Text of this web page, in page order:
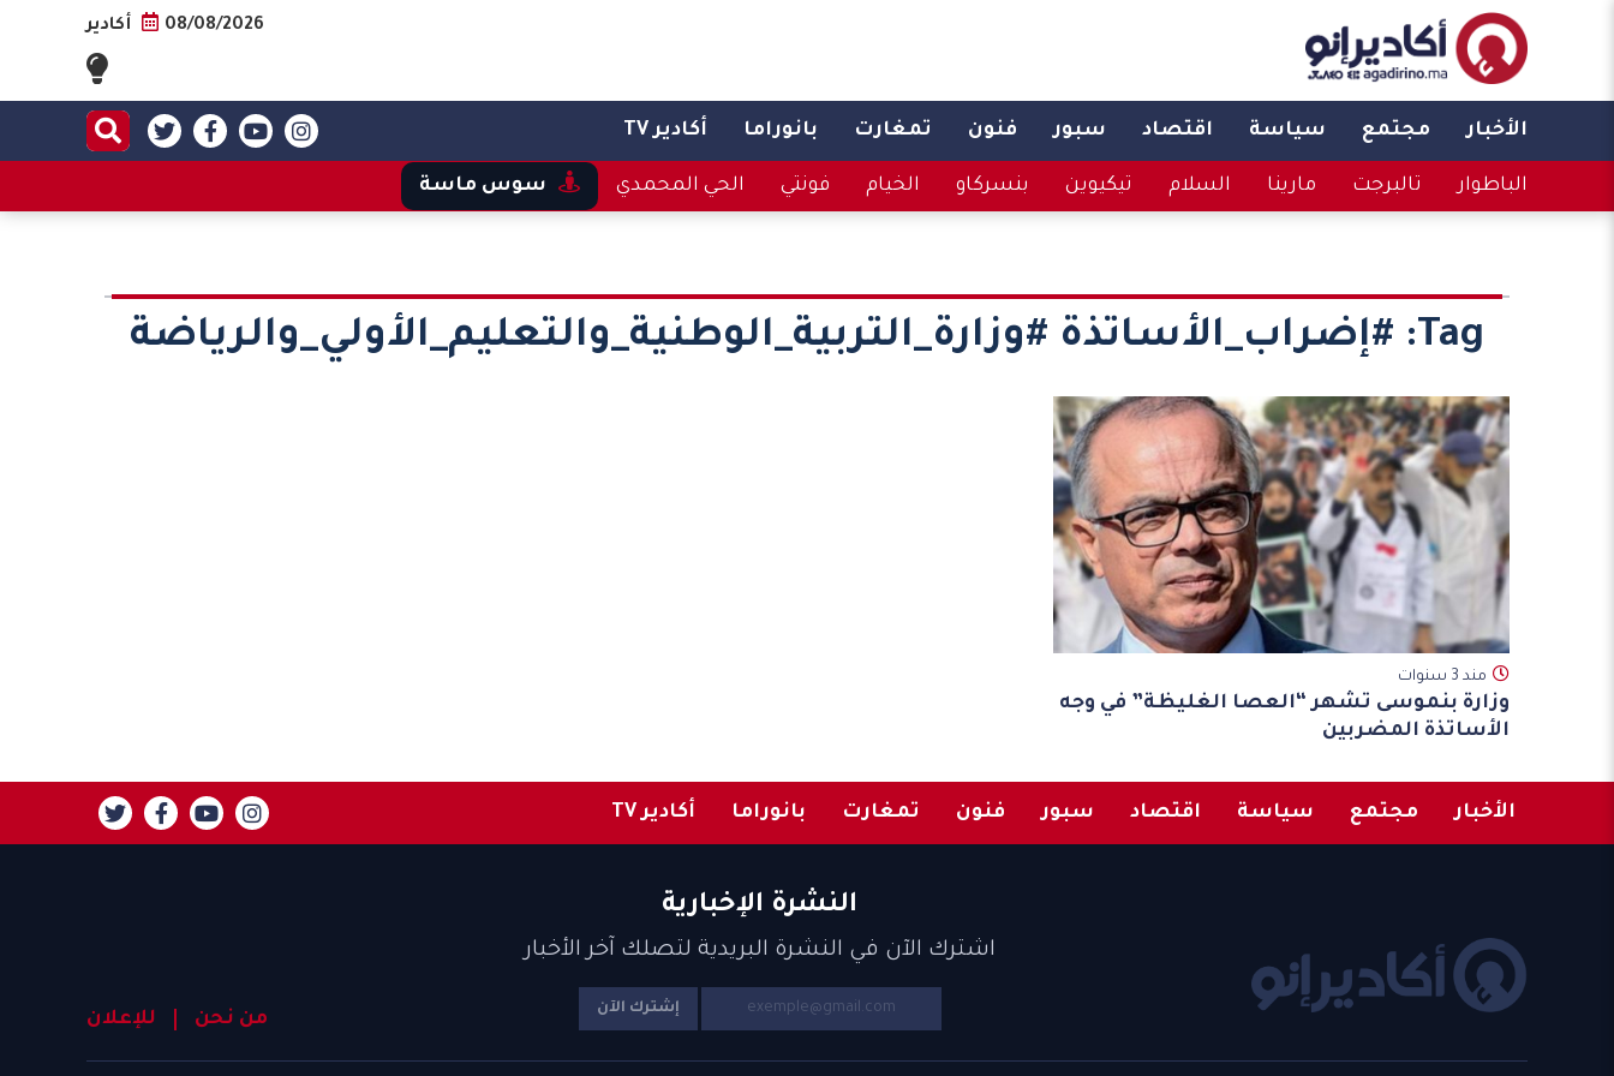
08/08/2026 أكادير
الأخبار مجتمع سياسة اقتصاد سبور فنون تمغارت بانوراما أكادير TV
الباطوار تالبرجت مارينا السلام تيكيوين بنسركاو الخيام فونتي الحي المحمدي سوس ماسة
Tag: #إضراب_الأساتذة #وزارة_التربية_الوطنية_والتعليم_الأولي_والرياضة
مند 3 سنوات
وزارة بنموسى تشهر “العصا الغليظة” في وجه
الأساتذة المضربين
الأخبار مجتمع سياسة اقتصاد سبور فنون تمغارت بانوراما أكادير TV
النشرة الإخبارية
اشترك الآن في النشرة البريدية لتصلك آخر الأخبار
إشترك الآن من نحن للإعلان